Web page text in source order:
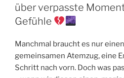
über verpasste
Gefühle
Manchmal braucht es nur
gemeinsamen Atemzug, eine
Schritt nach vorn. Doch was